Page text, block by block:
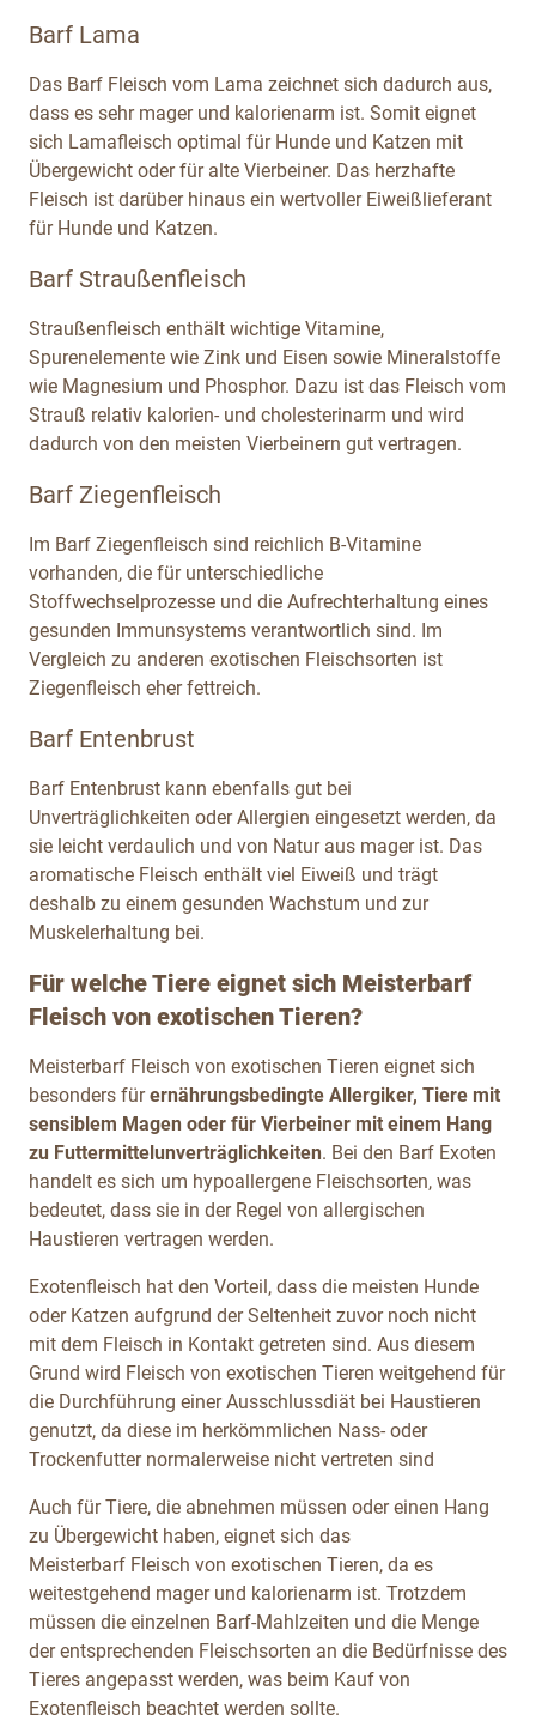
Barf Lama
Das Barf Fleisch vom Lama zeichnet sich dadurch aus,
dass es sehr mager und kalorienarm ist. Somit eignet
sich Lamafleisch optimal für Hunde und Katzen mit
Übergewicht oder für alte Vierbeiner. Das herzhafte
Fleisch ist darüber hinaus ein wertvoller Eiweißlieferant
für Hunde und Katzen.
Barf Straußenfleisch
Straußenfleisch enthält wichtige Vitamine,
Spurenelemente wie Zink und Eisen sowie Mineralstoffe
wie Magnesium und Phosphor. Dazu ist das Fleisch vom
Strauß relativ kalorien- und cholesterinarm und wird
dadurch von den meisten Vierbeinern gut vertragen.
Barf Ziegenfleisch
Im Barf Ziegenfleisch sind reichlich B-Vitamine
vorhanden, die für unterschiedliche
Stoffwechselprozesse und die Aufrechterhaltung eines
gesunden Immunsystems verantwortlich sind. Im
Vergleich zu anderen exotischen Fleischsorten ist
Ziegenfleisch eher fettreich.
Barf Entenbrust
Barf Entenbrust kann ebenfalls gut bei
Unverträglichkeiten oder Allergien eingesetzt werden, da
sie leicht verdaulich und von Natur aus mager ist. Das
aromatische Fleisch enthält viel Eiweiß und trägt
deshalb zu einem gesunden Wachstum und zur
Muskelerhaltung bei.
Für welche Tiere eignet sich Meisterbarf
Fleisch von exotischen Tieren?
Meisterbarf Fleisch von exotischen Tieren eignet sich
besonders fürernährungsbedingte Allergiker, Tiere mit
sensiblem Magen oder für Vierbeiner mit einem Hang
zu Futtermittelunverträglichkeiten. Bei den Barf Exoten
handelt es sich um hypoallergene Fleischsorten, was
bedeutet, dass sie in der Regel von allergischen
Haustieren vertragen werden.
Exotenfleisch hat den Vorteil, dass die meisten Hunde
oder Katzen aufgrund der Seltenheit zuvor noch nicht
mit dem Fleisch in Kontakt getreten sind. Aus diesem
Grund wird Fleisch von exotischen Tieren weitgehend für
die Durchführung einer Ausschlussdiät bei Haustieren
genutzt, da diese im herkömmlichen Nass- oder
Trockenfutter normalerweise nicht vertreten sind
Auch für Tiere, die abnehmen müssen oder einen Hang
zu Übergewicht haben, eignet sich das
Meisterbarf Fleisch von exotischen Tieren, da es
weitestgehend mager und kalorienarm ist. Trotzdem
müssen die einzelnen Barf-Mahlzeiten und die Menge
der entsprechenden Fleischsorten an die Bedürfnisse des
Tieres angepasst werden, was beim Kauf von
Exotenfleisch beachtet werden sollte.